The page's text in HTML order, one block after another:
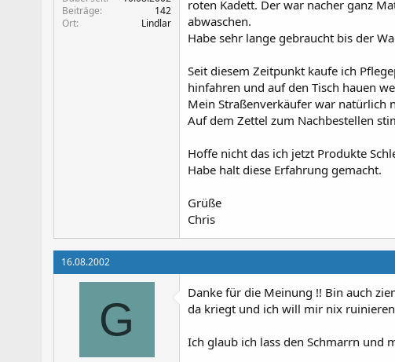
Beiträge
142
Ort
Lindlar
roten Kadett. Der war nacher ganz
abwaschen.
Habe sehr lange gebraucht bis der
Seit diesem Zeitpunkt kaufe ich
hinfahren und auf den Tisch hauen
Mein Straßenverkäufer war natürlich
Auf dem Zettel zum Nachbestellen
Hoffe nicht das ich jetzt Produkte
Habe halt diese Erfahrung gemacht.
Grüße
Chris
16.08.2002
G
Danke für die Meinung !! Bin auch
da kriegt und ich will mir nix
Ich glaub ich lass den Schmarrn und